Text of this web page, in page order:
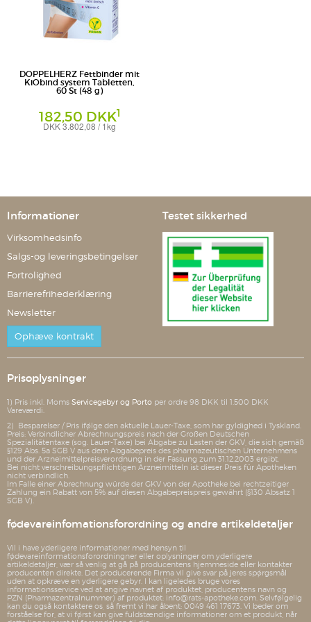
DOPPELHERZ Fettbinder mit
KiObind system Tabletten,
60 St (48 g)
182,50 DKK1
DKK 3.802,08 / 1kg
Informationer
Virksomhedsinfo
Salgs-og leveringsbetingelser
Fortrolighed
Barrierefrihederklæring
Newsletter
Ophæve kontrakt
Testet sikkerhed
Prisoplysninger
1) Pris inkl. Moms Servicegebyr og Porto per ordre 98 DKK til 1.500 DKK
Vareværdi.
2) Besparelser / Pris ifølge den aktuelle Lauer-Taxe, som har gyldighed i Tyskland.
Preis: Verbindlicher Abrechnungspreis nach der Großen Deutschen
Spezialitätentaxe (sog. Lauer-Taxe) bei Abgabe zu Lasten der GKV, die sich gemäß
§129 Abs. 5a SGB V aus dem Abgabepreis des pharmazeutischen Unternehmens
und der Arzneimittelpreisverordnung in der Fassung zum 31.12.2003 ergibt.
Bei nicht verschreibungspflichtigen Arzneimitteln ist dieser Preis für Apotheken
nicht verbindlich.
Im Falle einer Abrechnung würde der GKV von der Apotheke bei rechtzeitiger
Zahlung ein Rabatt von 5% auf diesen Abgabepreispreis gewährt (§130 Absatz 1
SGB V).
fødevareinfomationsforordning og andre artikeldetaljer
Vil i have yderligere informationer med hensyn til
fødevareinformationsforordningner eller oplysninger om yderligere
artikeldetaljer, vær så venlig at gå på producentens hjemmeside eller kontakter
producenten direkte. Det producerende Firma vil give svar på jeres spørgsmål
uden at opkræve en yderligere gebyr. I kan ligeledes bruge vores
informationsservice ved at angive navnet af produktet, producentens navn og
PZN (Pharmazentralnummer) af produktet: info@rats-apotheke.com. Selvfølgelig
kan du også kontaktere os, så fremt vi har åbent: 0049 461 17673. Vi beder om
forståelse for, at vi først kan give fuldstændige informationer om et produkt, når